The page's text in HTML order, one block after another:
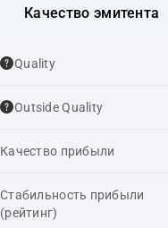
Качество эмитента
Quality
Outside Quality
Качество прибыли
Стабильность прибыли
(рейтинг)